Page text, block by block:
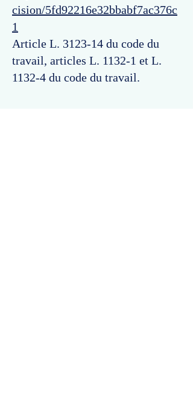
cision/5fd92216e32bbabf7ac376c
1
Article L. 3123-14 du code du
travail, articles L. 1132-1 et L.
1132-4 du code du travail.